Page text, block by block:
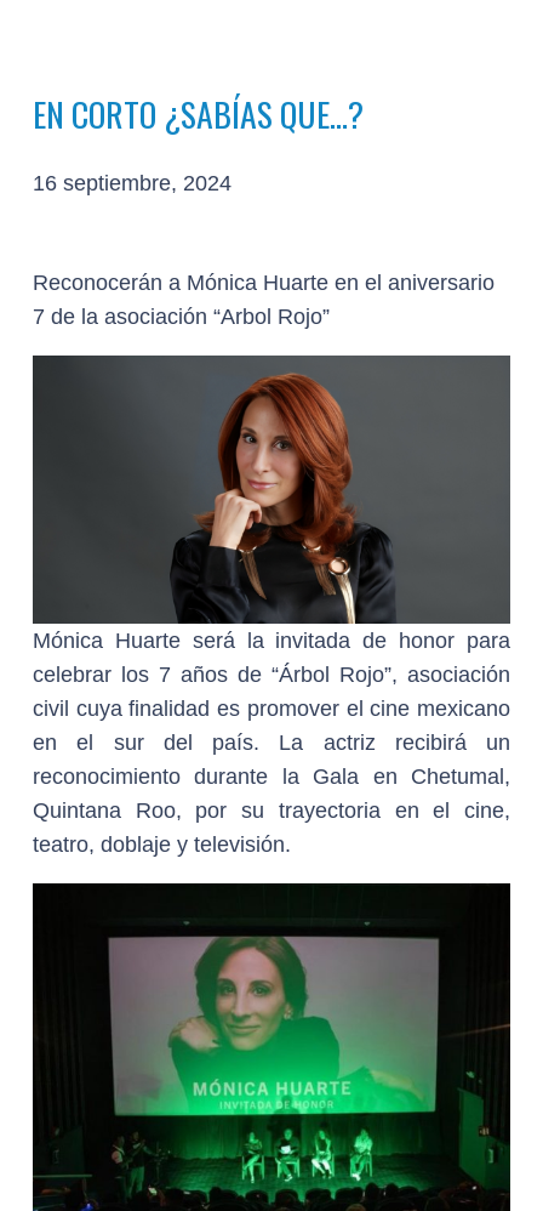
EN CORTO ¿SABÍAS QUE…?
16 septiembre, 2024
Reconocerán a Mónica Huarte en el aniversario
7 de la asociación “Arbol Rojo”
Mónica Huarte será la invitada de honor para
celebrar los 7 años de “Árbol Rojo”, asociación
civil cuya finalidad es promover el cine mexicano
en el sur del país. La actriz recibirá un
reconocimiento durante la Gala en Chetumal,
Quintana Roo, por su trayectoria en el cine,
teatro, doblaje y televisión.